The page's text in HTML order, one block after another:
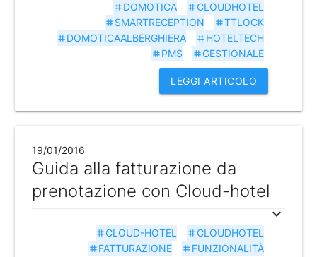
tag CLOUDHOTEL
tag DOMOTICA
tagTTLOCK
tag SMARTRECEPTION
tag HOTELTECH
tag DOMOTICAALBERGHIERA
tag GESTIONALE
tag PMS
LEGGI ARTICOLO
19/01/2016
Guida alla fatturazione da
prenotazione con Cloud-hotel
expand_more
tag CLOUDHOTEL
tag CLOUD-HOTEL
tag FUNZIONALITÀ
tag FATTURAZIONE